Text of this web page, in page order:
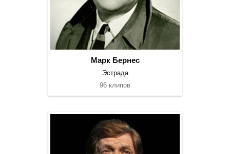
Марк Бернес
Эстрада
96 клипов